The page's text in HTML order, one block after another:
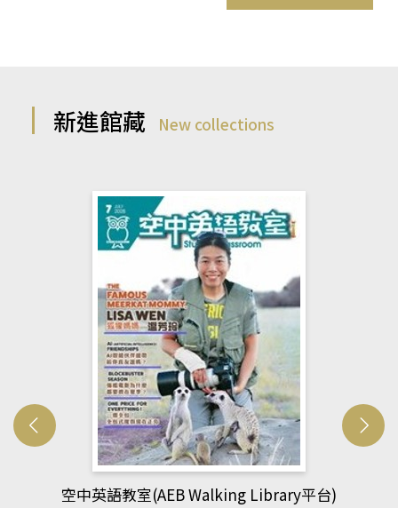
新進館藏 New collections
網管人(kono平台)